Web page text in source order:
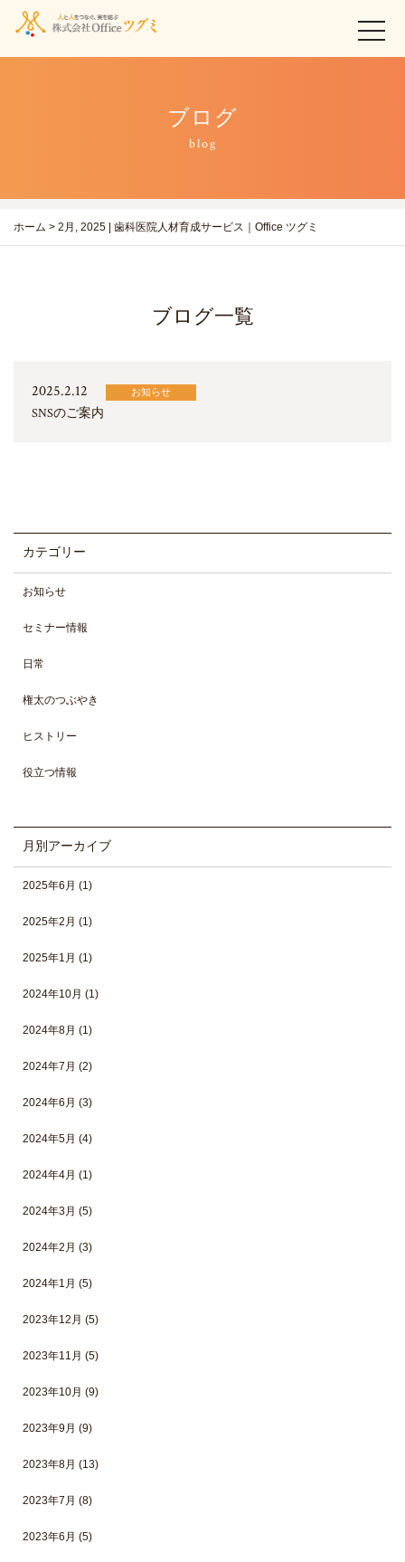
t
i
ブログ
blog
ホーム > 2月, 2025 | 歯科医院人材育成サービス｜Office ツグミ
ブログ一覧
2025.2.12 お知らせ
SNSのご案内
カテゴリー
お知らせ
セミナー情報
日常
権太のつぶやき
ヒストリー
役立つ情報
月別アーカイブ
2025年6月 (1)
2025年2月 (1)
2025年1月 (1)
2024年10月 (1)
2024年8月 (1)
2024年7月 (2)
2024年6月 (3)
2024年5月 (4)
2024年4月 (1)
2024年3月 (5)
2024年2月 (3)
2024年1月 (5)
2023年12月 (5)
2023年11月 (5)
2023年10月 (9)
2023年9月 (9)
2023年8月 (13)
2023年7月 (8)
2023年6月 (5)